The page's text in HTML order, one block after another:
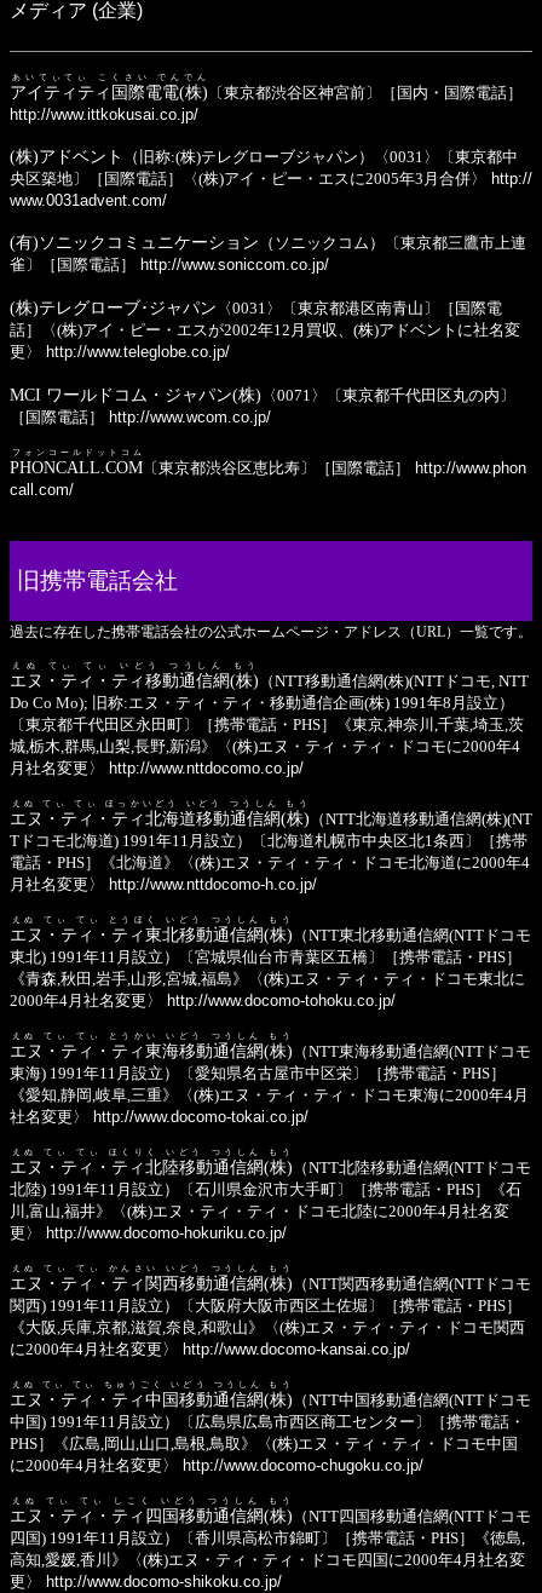
メディア (企業)
アイティティ国際電電(株)
あいてぃてぃ こくさい でんでん
〔東京都渋谷区神宮前〕［国内・国際電話］
http://www.ittkokusai.co.jp/
(株)アドベント
（旧称:(株)テレグローブジャパン）〈0031〉〔東京都中
央区築地〕［国際電話］〈(株)アイ・ピー・エスに2005年3月合併〉
http://
www.0031advent.com/
(有)ソニックコミュニケーション （ソニックコム）〔東京都三鷹市上連
雀〕［国際電話］
http://www.soniccom.co.jp/
(株)テレグローブ･ジャパン 〈0031〉〔東京都港区南青山〕［国際電
話］〈(株)アイ・ピー・エスが2002年12月買収、(株)アドベントに社名変
更〉
http://www.teleglobe.co.jp/
MCI ワールドコム・ジャパン(株) 〈0071〉〔東京都千代田区丸の内〕
［国際電話］
http://www.wcom.co.jp/
PHONCALL.COM
フォンコールドットコム
〔東京都渋谷区恵比寿〕［国際電話］
http://www.phon
call.com/
旧携帯電話会社
過去に存在した携帯電話会社の公式ホームページ・アドレス（URL）一覧です。
エヌ・ティ・ティ移動通信網(株)
えぬ てぃ てぃ いどう つうしん もう
（NTT移動通信網(株)(NTTドコモ, NTT
Do Co Mo); 旧称:エヌ・ティ・ティ・移動通信企画(株) 1991年8月設立）
〔東京都千代田区永田町〕［携帯電話・PHS］《東京,神奈川,千葉,埼玉,茨
城,栃木,群馬,山梨,長野,新潟》〈(株)エヌ・ティ・ティ・ドコモに2000年4
月社名変更〉
http://www.nttdocomo.co.jp/
エヌ・ティ・ティ北海道移動通信網(株)
えぬ てぃ てぃ ほっかいどう いどう つうしん もう
（NTT北海道移動通信網(株)(NT
Tドコモ北海道) 1991年11月設立）〔北海道札幌市中央区北1条西〕［携帯
電話・PHS］《北海道》〈(株)エヌ・ティ・ティ・ドコモ北海道に2000年4
月社名変更〉
http://www.nttdocomo-h.co.jp/
エヌ・ティ・ティ東北移動通信網(株)
えぬ てぃ てぃ とうほく いどう つうしん もう
（NTT東北移動通信網(NTTドコモ
東北) 1991年11月設立）〔宮城県仙台市青葉区五橋〕［携帯電話・PHS］
《青森,秋田,岩手,山形,宮城,福島》〈(株)エヌ・ティ・ティ・ドコモ東北に
2000年4月社名変更〉
http://www.docomo-tohoku.co.jp/
エヌ・ティ・ティ東海移動通信網(株)
えぬ てぃ てぃ とうかい いどう つうしん もう
（NTT東海移動通信網(NTTドコモ
東海) 1991年11月設立）〔愛知県名古屋市中区栄〕［携帯電話・PHS］
《愛知,静岡,岐阜,三重》〈(株)エヌ・ティ・ティ・ドコモ東海に2000年4月
社名変更〉
http://www.docomo-tokai.co.jp/
エヌ・ティ・ティ北陸移動通信網(株)
えぬ てぃ てぃ ほくりく いどう つうしん もう
（NTT北陸移動通信網(NTTドコモ
北陸) 1991年11月設立）〔石川県金沢市大手町〕［携帯電話・PHS］《石
川,富山,福井》〈(株)エヌ・ティ・ティ・ドコモ北陸に2000年4月社名変
更〉
http://www.docomo-hokuriku.co.jp/
エヌ・ティ・ティ関西移動通信網(株)
えぬ てぃ てぃ かんさい いどう つうしん もう
（NTT関西移動通信網(NTTドコモ
関西) 1991年11月設立）〔大阪府大阪市西区土佐堀〕［携帯電話・PHS］
《大阪,兵庫,京都,滋賀,奈良,和歌山》〈(株)エヌ・ティ・ティ・ドコモ関西
に2000年4月社名変更〉
http://www.docomo-kansai.co.jp/
エヌ・ティ・ティ中国移動通信網(株)
えぬ てぃ てぃ ちゅうごく いどう つうしん もう
（NTT中国移動通信網(NTTドコモ
中国) 1991年11月設立）〔広島県広島市西区商工センター〕［携帯電話・
PHS］《広島,岡山,山口,島根,鳥取》〈(株)エヌ・ティ・ティ・ドコモ中国
に2000年4月社名変更〉
http://www.docomo-chugoku.co.jp/
エヌ・ティ・ティ四国移動通信網(株)
えぬ てぃ てぃ しこく いどう つうしん もう
（NTT四国移動通信網(NTTドコモ
四国) 1991年11月設立）〔香川県高松市錦町〕［携帯電話・PHS］《徳島,
高知,愛媛,香川》〈(株)エヌ・ティ・ティ・ドコモ四国に2000年4月社名変
更〉
http://www.docomo-shikoku.co.jp/